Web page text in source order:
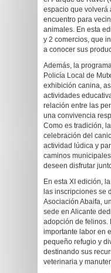
espacio que volverá
encuentro para
animales. En esta
y 2 comercios, que
a conocer sus
Además, la
Policía Local de
exhibición canina,
actividades
relación entre las
una convivencia
Como es tradición,
celebración del
actividad lúdica y
caminos
deseen disfrutar
En esta XI edición,
las inscripciones se
Asociación Abaifa,
sede en Alicante
adopción de felinos.
importante labor en
pequeño refugio y
destinando sus
veterinaria y